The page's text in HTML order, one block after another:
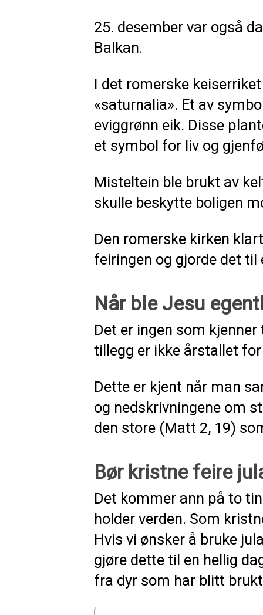
25. desember var også
Balkan.
I det romerske
«saturnalia». Et av
eviggrønn eik. Disse
et symbol for liv og
Misteltein ble brukt av
skulle beskytte boligen
Den romerske kirken
feiringen og gjorde det
Når ble Jesu
Det er ingen som
tillegg er ikke årstallet
Dette er kjent når man
og nedskrivningene om
den store (Matt 2, 19)
Bør kristne feire
Det kommer ann på to
holder verden. Som
Hvis vi ønsker å bruke
gjøre dette til en hellig
fra dyr som har blitt